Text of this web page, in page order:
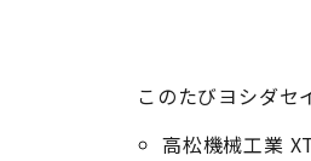
このたびヨシダセ
高松機械工業